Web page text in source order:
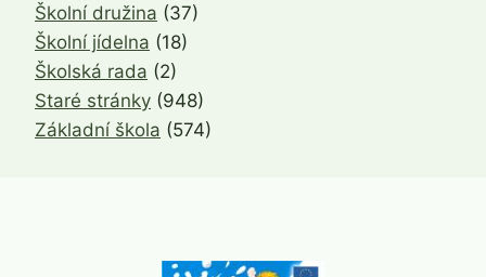
Školní družina (37)
Školní jídelna (18)
Školská rada (2)
Staré stránky (948)
Základní škola (574)